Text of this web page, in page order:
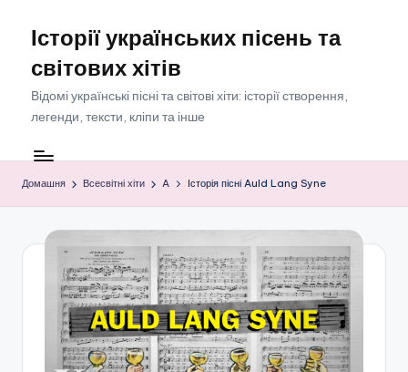
Перейти
вмісту
Історії українських пісень та
світових хітів
Відомі українські пісні та світові хіти: історії створення,
легенди, тексти, кліпи та інше
Домашня Всесвітні хіти A Історія пісні Auld Lang Syne